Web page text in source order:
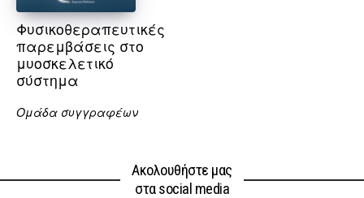
Φυσικοθεραπευτικές
παρεμβάσεις στο
μυοσκελετικό
σύστημα
Ομάδα συγγραφέων
Ακολουθήστε μας
στα social media